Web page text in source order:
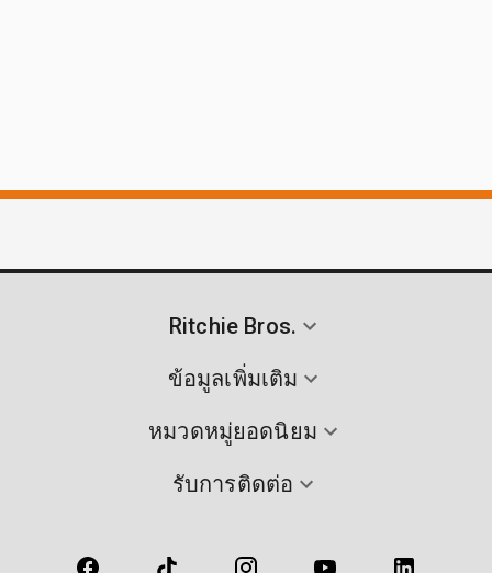
Ritchie Bros.
ข้อมูลเพิ่มเติม
หมวดหมู่ยอดนิยม
รับการติดต่อ